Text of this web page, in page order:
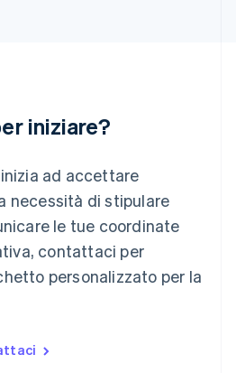
iniziare?
ad accettare
necessità di stipulare
le tue coordinate
contattaci per
personalizzato per la